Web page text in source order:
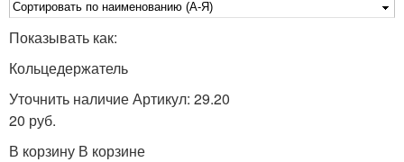
Показывать как:
Кольцедержатель
Уточнить наличие Артикул: 29.20
20 руб.
В корзину В корзине